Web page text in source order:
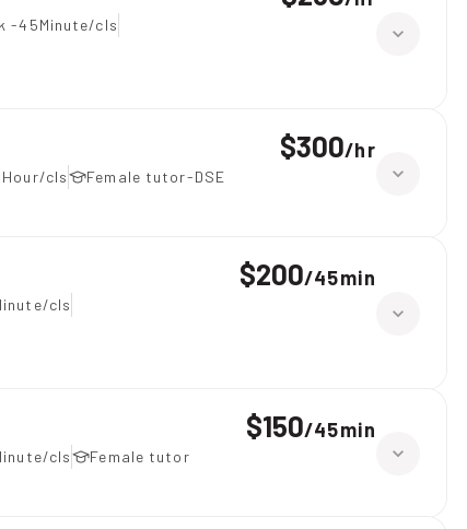
-45Minute/cls
cls Female tutor-DSE
$300/hr
cls
$200/45min
cls Female tutor
$150/45min